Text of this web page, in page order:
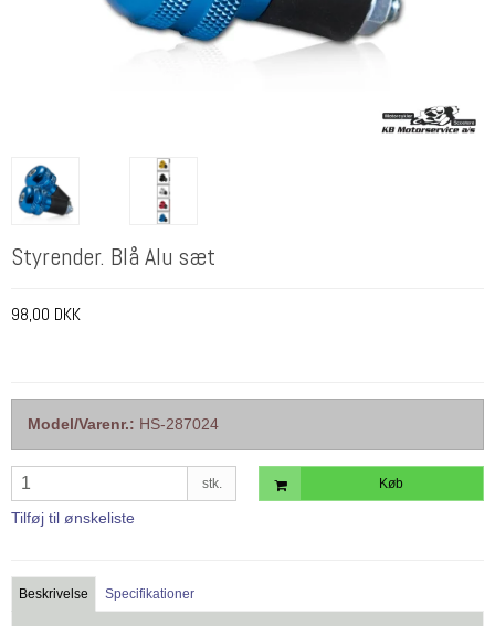
Styrender. Blå Alu sæt
98,00 DKK
Model/Varenr.: HS-287024
stk. Køb
Tilføj til ønskeliste
Beskrivelse Specifikationer